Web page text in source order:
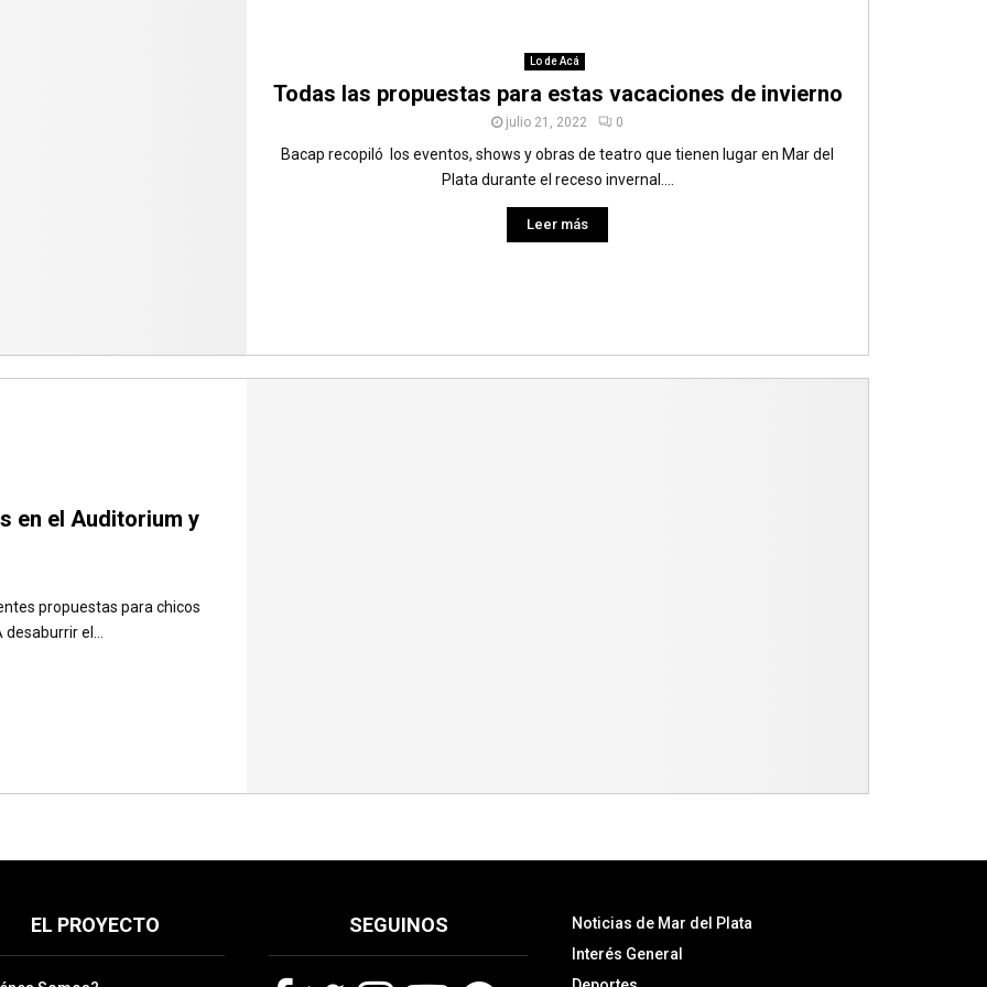
Lo de Acá
Todas las propuestas para estas vacaciones de invierno
julio 21, 2022 0
Bacap recopiló los eventos, shows y obras de teatro que tienen lugar en Mar del
Plata durante el receso invernal....
Leer más
en el Auditorium y
propuestas para chicos
el...
EL PROYECTO SEGUINOS
Noticias de Mar del Plata
Interés General